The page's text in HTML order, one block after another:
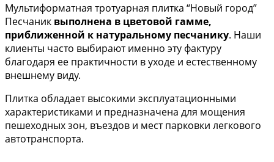
Мультиформатная тротуарная плитка “Новый город”
Песчаник выполнена в цветовой гамме,
приближенной к натуральному песчанику. Наши
клиенты часто выбирают именно эту фактуру
благодаря ее практичности в уходе и естественному
внешнему виду.
Плитка обладает высокими эксплуатационными
характеристиками и предназначена для мощения
пешеходных зон, въездов и мест парковки легкового
автотранспорта.